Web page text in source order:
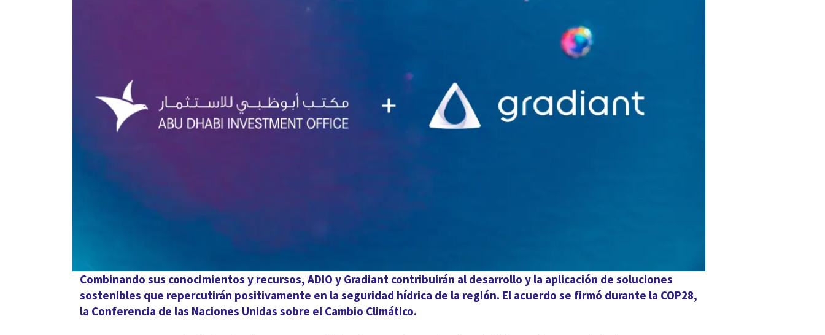
Combinando sus conocimientos y recursos, ADIO y Gradiant contribuirán al desarrollo y la aplicación de soluciones
sostenibles que repercutirán positivamente en la seguridad hídrica de la región. El acuerdo se firmó durante la COP28,
la Conferencia de las Naciones Unidas sobre el Cambio Climático.